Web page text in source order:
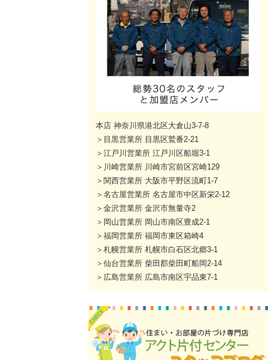
本店 神奈川県港北区大倉山3-7-8
＞目黒営業所 目黒区鷲番2-21
＞江戸川営業所 江戸川区船堀3-1
＞川崎営業所 川崎市宮前区宮崎129
＞関西営業所 大阪市平野区流町1-7
＞名古屋営業所 名古屋市中区新栄2-12
＞金沢営業所 金沢市無量寺2
＞岡山営業所 岡山市南区豊成2-1
＞福岡営業所 福岡市東区箱崎4
＞札幌営業所 札幌市白石区北郷3-1
＞仙台営業所 柴田郡柴田町船岡2-14
＞広島営業所 広島市南区宇品東7-1